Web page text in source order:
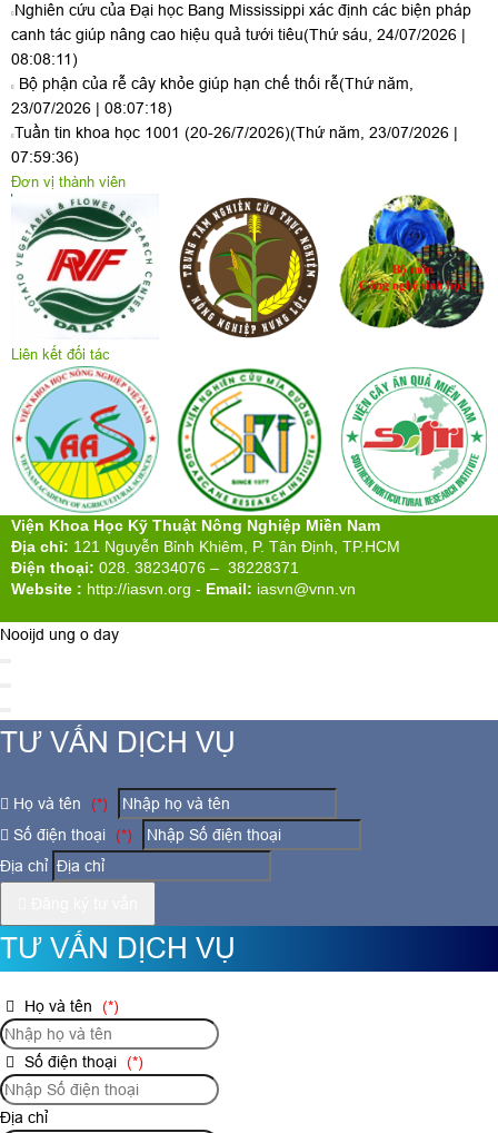
Nghiên cứu của Đại học Bang Mississippi xác định các biện pháp
canh tác giúp nâng cao hiệu quả tưới tiêu(Thứ sáu, 24/07/2026 |
08:08:11)
Bộ phận của rễ cây khỏe giúp hạn chế thối rễ(Thứ năm,
23/07/2026 | 08:07:18)
Tuần tin khoa học 1001 (20-26/7/2026)(Thứ năm, 23/07/2026 |
07:59:36)
Đơn vị thành viên
Liên kết đối tác
Viện Khoa Học Kỹ Thuật Nông Nghiệp Miền Nam
Địa chỉ: 121 Nguyễn Bỉnh Khiêm, P. Tân Định, TP.HCM
Điện thoại: 028. 38234076 – 38228371
Website : http://iasvn.org - Email: iasvn@vnn.vn
Nooijd ung o day
TƯ VẤN DỊCH VỤ
Họ và tên
(*)
Số điện thoại
(*)
Địa chỉ
TƯ VẤN DỊCH VỤ
Họ và tên (*)
Số điện thoại (*)
Địa chỉ